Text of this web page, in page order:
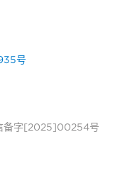
号
备字[2025]00254号